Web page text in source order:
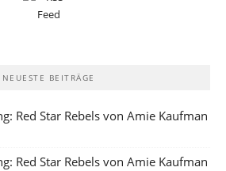
NEUESTE BEITRÄGE
Red Star Rebels von Amie Kaufman
Red Star Rebels von Amie Kaufman